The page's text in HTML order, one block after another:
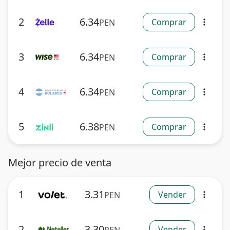
2 6.34PEN Comprar more_vert
3 6.34PEN Comprar more_vert
4 6.34PEN Comprar more_vert
5 6.38PEN Comprar more_vert
Mejor precio de venta
1 3.31 PEN Vender more_vert